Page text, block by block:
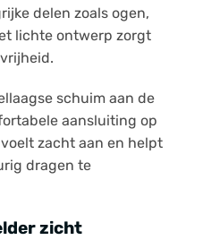
delen zoals ogen,
lichte ontwerp zorgt
schuim aan de
aansluiting op
zacht aan en helpt
dragen te
zicht